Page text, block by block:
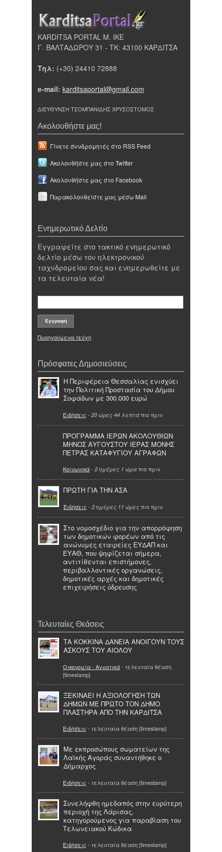
KARDITSA PORTAL Μ. ΙΚΕ
Γ. ΒΑΛΤΑΔΩΡΟΥ 31 - ΤΚ: 43100 ΚΑΡΔΙΤΣΑ
Τηλ: (+30) 24410 72888
e-mail: karditsaportal@gmail.com
ΔΙΕΥΘΥΝΣΗ ΤΣΟΜΠΑΝΙΔΗΣ ΧΡΥΣΟΣΤΟΜΟΣ
Ακολουθήστε μας!
Γίνετε συνδρομητές στο RSS Feed
Ακολουθήστε μας στο Twitter
Ακολουθήστε μας στο Facebook
Παρακολουθείστε μας μέσω Mail
Ενημερωτικό Δελτίο
Εγγραφείτε στο τακτικό ενημερωτικό
δελτίο μέσω του ηλεκτρονικού
ταχυδρομείου σας και ενημερωθείτε με
τα τελευταία νέα!
Προηγούμενα τεύχη
Πρόσφατες Δημοσιεύσεις
Η Περιφέρεια Θεσσαλίας ενισχύει
την Πολιτική Προστασία του Δήμου
Σοφάδων με 300.000 ευρώ
Ειδήσεις - 20 ώρες 44 λεπτά πιο πριν
ΠΡΟΓΡΑΜΜΑ ΙΕΡΩΝ ΑΚΟΛΟΥΘΙΩΝ
ΜΗΝΟΣ ΑΥΓΟΥΣΤΟΥ ΙΕΡΑΣ ΜΟΝΗΣ
ΠΕΤΡΑΣ ΚΑΤΑΦΥΓΙΟΥ ΑΓΡΑΦΩΝ
Κοινωνικά- 2 ημέρες 1 ώρα πιο πριν
ΠΡΩΤΗ ΓΙΑ ΤΗΝ ΑΣΑ
Ειδήσεις - 2 ημέρες 11 ώρες πιο πριν
Στο νομοσχέδιο για την απορρόφηση
των δημοτικών φορέων από τις
ανώνυμες εταιρείες ΕΥΔΑΠ και
ΕΥΑΘ, που ψηφίζεται σήμερα,
αντιτίθενται επιστήμονες,
περιβαλλοντικές οργανώσεις,
δημοτικές αρχές και δημοτικές
επιχειρήσεις ύδρευσης
Τελευταίες Θεάσεις
ΤΑ ΚΟΚΚΙΝΑ ΔΑΝΕΙΑ ΑΝΟΙΓΟΥΝ ΤΟΥΣ
ΑΣΚΟΥΣ ΤΟΥ ΑΙΟΛΟΥ
Οικονομία - Αγροτικά- τελευταία θέαση
[timestamp]
ΞΕΚΙΝΑΕΙ Η ΑΞΙΟΛΟΓΗΣΗ ΤΩΝ
ΔΗΜΩΝ ΜΕ ΠΡΩΤΟ ΤΟΝ ΔΗΜΟ
ΠΛΑΣΤΗΡΑ ΑΠΟ ΤΗΝ ΚΑΡΔΙΤΣΑ
Ειδήσεις - τελευταία θέαση [timestamp]
Με εκπροσώπους σωματείων της
Λαϊκής Αγοράς συναντήθηκε ο
Δήμαρχος
Ειδήσεις - τελευταία θέαση [timestamp]
Συνελήφθη ημεδαπός στην ευρύτερη
περιοχή της Λάρισας,
κατηγορούμενος για παραβίαση του
Τελωνειακού Κώδικα
Ειδήσεις - τελευταία θέαση [timestamp]